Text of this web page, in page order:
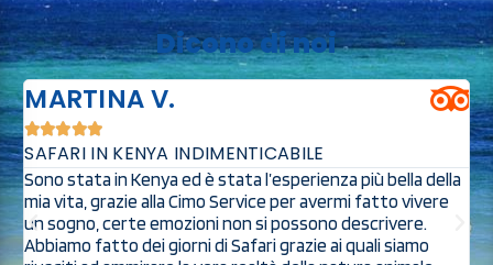
Dicono di noi
MARTINA V.

SAFARI IN KENYA INDIMENTICABILE
Sono stata in Kenya ed è stata l’esperienza più bella della
mia vita, grazie alla Cimo Service per avermi fatto vivere
un sogno, certe emozioni non si possono descrivere.
Abbiamo fatto dei giorni di Safari grazie ai quali siamo